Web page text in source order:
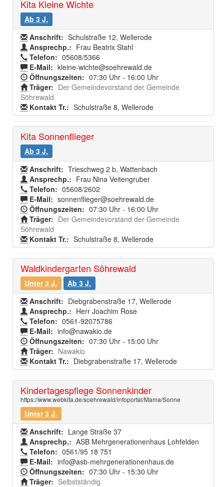
Kita Kleine Wichte
Ab 3 J.
Anschrift: Schulstraße 12, Wellerode
Ansprechp.: Frau Beatrix Stahl
Telefon: 05608/5366
E-Mail: kleine-wichte@soehrewald.de
Öffnungszeiten: 07:30 Uhr - 16:00 Uhr
Träger: Der Gemeindevorstand der Gemeinde
Söhrewald
Kontakt Tr.: Schulstraße 8, Wellerode
Kita Sonnenflieger
Ab 3 J.
Anschrift: Trieschweg 2 b, Wattenbach
Ansprechp.: Frau Nina Veitengruber
Telefon: 05608/2602
E-Mail: sonnenflieger@soehrewald.de
Öffnungszeiten: 07:30 Uhr - 16:00 Uhr
Träger: Der Gemeindevorstand der Gemeinde
Söhrewald
Kontakt Tr.: Schulstraße 8, Wellerode
Waldkindergarten Söhrewald
Unter 3 J.
Ab 3 J.
Anschrift: Diebgrabenstraße 17, Wellerode
Ansprechp.: Herr Joachim Rose
Telefon: 0561-92075786
E-Mail: info@nawakio.de
Öffnungszeiten: 07:30 Uhr - 15:00 Uhr
Träger: Nawakio
Kontakt Tr.: Diebgrabenstraße 17, Wellerode
Kindertagespflege Sonnenkinder
https://www.webkita.de/soehrewald/infoportal/Mama/Sonne
Unter 3 J.
Anschrift: Lange Straße 37
Ansprechp.: ASB Mehrgenerationenhaus Lohfelden
Telefon: 0561/95 18 751
E-Mail: info@asb-mehrgenerationenhaus.de
Öffnungszeiten: 07:30 Uhr - 15:30 Uhr
Träger: Selbstständig